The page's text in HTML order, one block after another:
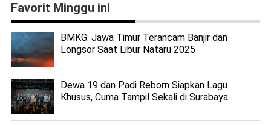
Favorit Minggu ini
BMKG: Jawa Timur Terancam Banjir dan
Longsor Saat Libur Nataru 2025
Dewa 19 dan Padi Reborn Siapkan Lagu
Khusus, Cuma Tampil Sekali di Surabaya